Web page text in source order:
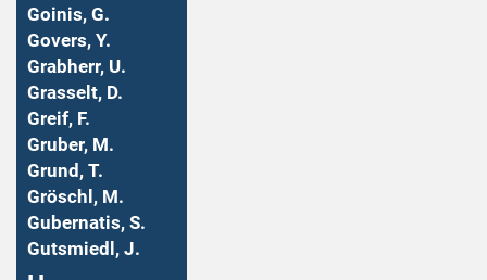
Goinis, G.
Govers, Y.
Grabherr, U.
Grasselt, D.
Greif, F.
Gruber, M.
Grund, T.
Gröschl, M.
Gubernatis, S.
Gutsmiedl, J.